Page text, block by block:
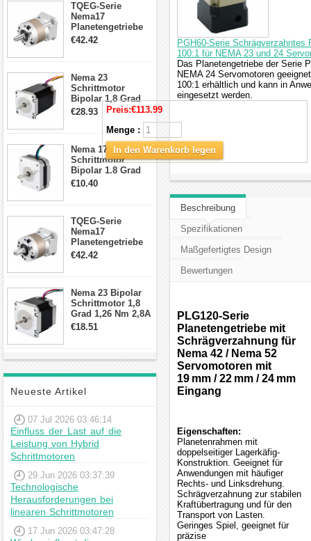
TQEG-Serie
Nema17
Planetengetriebe
5:1 Spiel 15Arc-
€42.42
Nema 23
Schrittmotor
Bipolar 1,8 Grad
2,83Nm 4 A 2,26V
Schrittmotor mit 8
Anschlüssen
€28.93
Nema 17
Schrittmotor
Bipolar 1.8 Grad
8.7Ncm 1A 3.5V 4
€10.40
TQEG-Serie
Nema17
Planetengetriebe
10:1 Spiel 15Arc-
€42.42
Nema 23 Bipolar
Schrittmotor 1,8
Grad 1,26 Nm 2,8A
2,5V 4 Drähte
€18.51
Neueste Artikel
07 Jul 2026 03:46:14
Einfluss der Last auf die
Leistung von Hybrid
Schrittmotoren
29 Jun 2026 03:37:39
Technologische
Herausforderungen bei
linearen Schrittmotoren
17 Jun 2026 03:47:28
PGH60-Serie
100:1 für NEMA 23 und 24
Das Planetengetriebe der Serie
NEMA 24 Servomotoren
100:1 erhältlich und kann in
eingesetzt werden.
Preis:€113.99
Menge :
In den Warenkorb legen
Beschreibung
Spezifikationen
Maßgefertigtes Design
Bewertungen
PLG120-Serie
Planetengetriebe mit
Schrägverzahnung für
Nema 42 / Nema 52
Servomotoren mit
19 mm / 22 mm / 24 mm
Eingang
Eigenschaften:
Planetenrahmen mit
doppelseitiger Lagerkäfig-
Konstruktion. Geeignet für
Anwendungen mit häufiger
Rechts- und Linksdrehung.
Schrägverzahnung zur stabilen
Kraftübertragung und für den
Transport von Lasten.
Geringes Spiel, geeignet für
präzise